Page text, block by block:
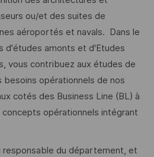
ou/et des suites de
aéroportés et navals. Dans le
d'études amonts et d'Etudes
vous contribuez aux études de
besoins opérationnels de nos
cotés des Business Line (BL) à
concepts opérationnels intégrant
responsable du département, et